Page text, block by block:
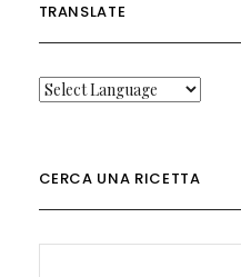
TRANSLATE
CERCA UNA RICETTA